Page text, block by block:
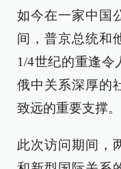
如今在一家中国
间，普京总统和
1/4世纪的重逢令
俄中关系深厚的
致远的重要支撑。
此次访问期间，